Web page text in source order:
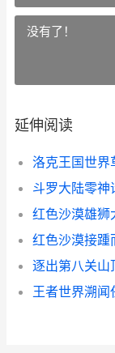
没有了！
延伸阅读
斗罗大陆零
逐出第八关山
王者世界溯闻